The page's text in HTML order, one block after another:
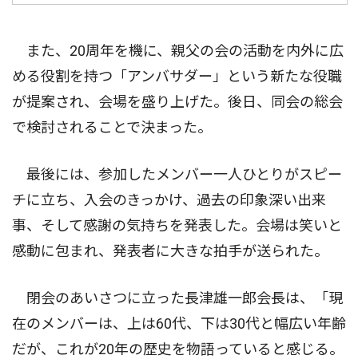
また、20周年を機に、親父の会の活動を内外に広
める役割を持つ「アンバサダー」という新たな役職
が提案され、会場を盛り上げた。後日、同会の総会
で検討されることで決まった。
最後には、参加したメンバー一人ひとりがスピー
チに立ち、入会のきっかけ、過去の印象深い出来
事、そして感謝の気持ちを発表した。会場は笑いと
感動に包まれ、発表者に大きな拍手が送られた。
閉会のあいさつに立った長津雄一郎会長は、「現
在のメンバーは、上は60代、下は30代と幅広い年齢
だが、これが20年の歴史を物語っていると感じる。